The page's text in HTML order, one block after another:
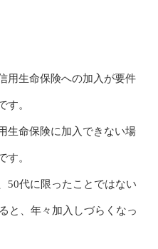
用生命保険への加入が要件
す。
生命保険に加入できない場
す。
50代に限ったことではない
と、年々加入しづらくなっ